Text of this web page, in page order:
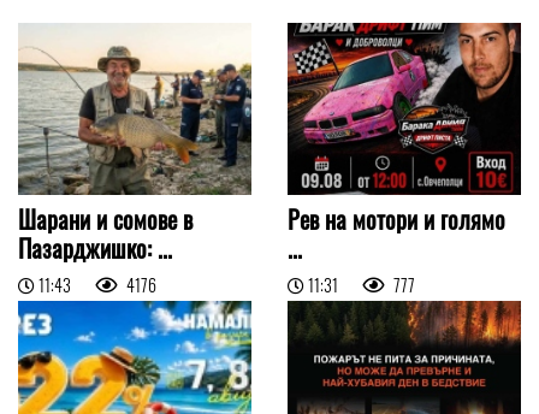
Шарани и сомове в
Пазарджишко: ...
11:43 4176
Рев на мотори и голямо
...
11:31 777